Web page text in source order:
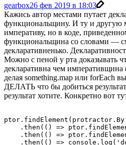
gearbox26 фев 2019 в 18:03
Кажись автор местами путает
функциональщину. И ту и другую
императиву, но в коде,
функциональщина со словами —
декларативненько.
Можно с пеной у рта доказывать
декларативна чем императивщина
делая something.map или forEach
ДЕЛАТЬ что бы добиться
результат хотите. Конкретно вот
.then(() =>
.then(() =>